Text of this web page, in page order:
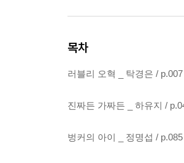
목차
러블리 오혁 _ 탁경은 / p.007
진짜든 가짜든 _ 하유지 /
벙커의 아이 _ 정명섭 / p.085